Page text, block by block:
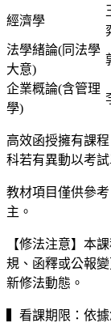
經濟學
法學緒論(同法學
大意)
企業概論(含管理
學)
高效函授擁有課
科若有異動以考
教材項目僅供參
主。
【修法注意】本
規、函釋或公報
新修法動態。
▍看課期限：依